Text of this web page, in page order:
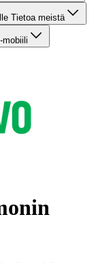
Tietoa meistä